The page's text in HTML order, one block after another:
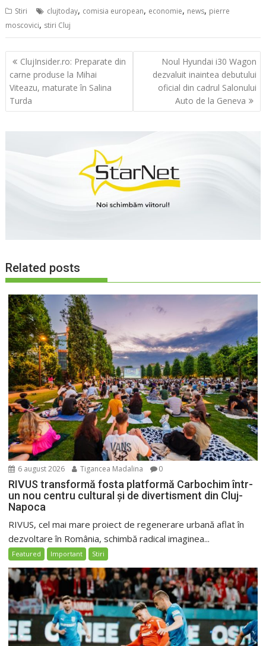
Stiri clujtoday, comisia european, economie, news, pierre
moscovici, stiri Cluj
Navigare
în
articole
ClujInsider.ro: Preparate din
carne produse la Mihai
Viteazu, maturate în Salina
Turda
Noul Hyundai i30 Wagon
dezvaluit inaintea debutului
oficial din cadrul Salonului
Auto de la Geneva
Related posts
6 august 2026 Tigancea Madalina 0
RIVUS transformă fosta platformă Carbochim într-
un nou centru cultural și de divertisment din Cluj-
Napoca
RIVUS, cel mai mare proiect de regenerare urbană aflat în
dezvoltare în România, schimbă radical imaginea...
Featured Important Stiri